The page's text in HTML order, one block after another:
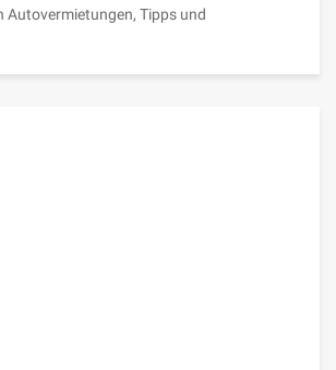
Autovermietungen, Tipps und